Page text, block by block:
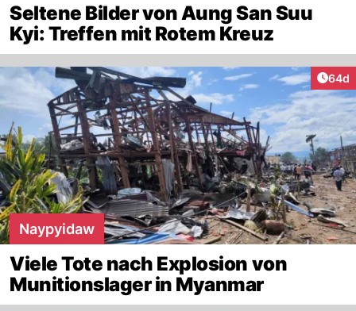
Seltene Bilder von Aung San Suu
Kyi: Treffen mit Rotem Kreuz
64d
Naypyidaw
Viele Tote nach Explosion von
Munitionslager in Myanmar